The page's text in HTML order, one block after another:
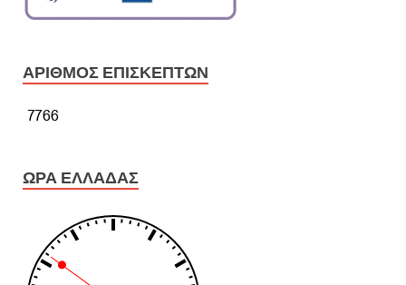
ΑΡΙΘΜΌΣ ΕΠΙΣΚΕΠΤΏΝ
ΏΡΑ ΕΛΛΆΔΑΣ